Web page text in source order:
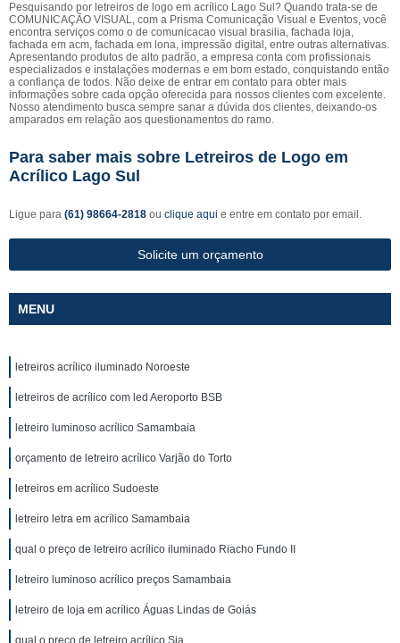
Pesquisando por letreiros de logo em acrílico Lago Sul? Quando trata-se de
COMUNICAÇÃO VISUAL, com a Prisma Comunicação Visual e Eventos, você
encontra serviços como o de comunicacao visual brasilia, fachada loja,
fachada em acm, fachada em lona, impressão digital, entre outras alternativas.
Apresentando produtos de alto padrão, a empresa conta com profissionais
especializados e instalações modernas e em bom estado, conquistando então
a confiança de todos. Não deixe de entrar em contato para obter mais
informações sobre cada opção oferecida para nossos clientes com excelente.
Nosso atendimento busca sempre sanar a dúvida dos clientes, deixando-os
amparados em relação aos questionamentos do ramo.
Para saber mais sobre Letreiros de Logo em
Acrílico Lago Sul
Ligue para (61) 98664-2818 ou clique aqui e entre em contato por email.
Solicite um orçamento
MENU
letreiros acrílico iluminado Noroeste
letreiros de acrílico com led Aeroporto BSB
letreiro luminoso acrílico Samambaia
orçamento de letreiro acrílico Varjão do Torto
letreiros em acrílico Sudoeste
letreiro letra em acrílico Samambaia
qual o preço de letreiro acrílico iluminado Riacho Fundo II
letreiro luminoso acrílico preços Samambaia
letreiro de loja em acrílico Águas Lindas de Goiás
qual o preço de letreiro acrílico Sia